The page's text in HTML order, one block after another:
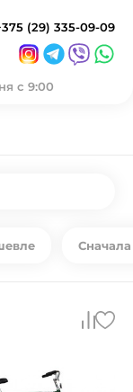
(29) 335-09-09
с 9:00